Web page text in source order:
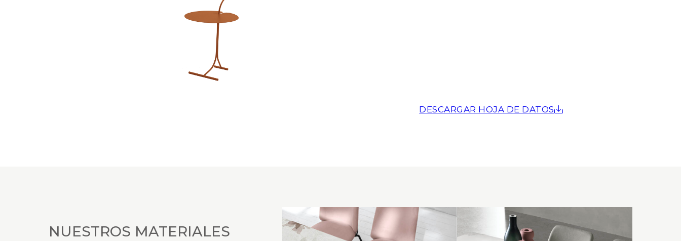
DESCARGAR HOJA DE DATOS
NUESTROS MATERIALES